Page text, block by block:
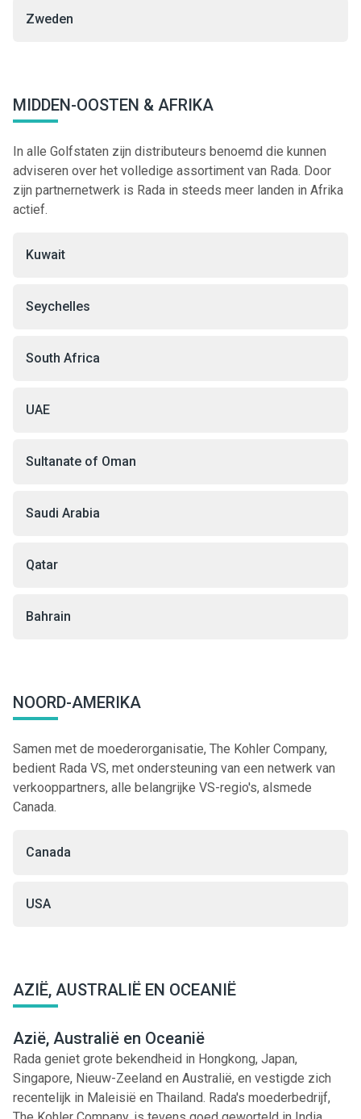
Zweden
MIDDEN-OOSTEN & AFRIKA
In alle Golfstaten zijn distributeurs benoemd die kunnen
adviseren over het volledige assortiment van Rada. Door
zijn partnernetwerk is Rada in steeds meer landen in Afrika
actief.
Kuwait
Seychelles
South Africa
UAE
Sultanate of Oman
Saudi Arabia
Qatar
Bahrain
NOORD-AMERIKA
Samen met de moederorganisatie, The Kohler Company,
bedient Rada VS, met ondersteuning van een netwerk van
verkooppartners, alle belangrijke VS-regio's, alsmede
Canada.
Canada
USA
AZIË, AUSTRALIË EN OCEANIË
Azië, Australië en Oceanië
Rada geniet grote bekendheid in Hongkong, Japan,
Singapore, Nieuw-Zeeland en Australië, en vestigde zich
recentelijk in Maleisië en Thailand. Rada's moederbedrijf,